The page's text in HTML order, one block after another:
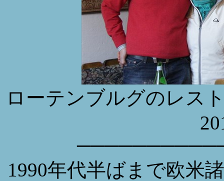
ローテンブルグのレ
1990年代半ばまで欧米